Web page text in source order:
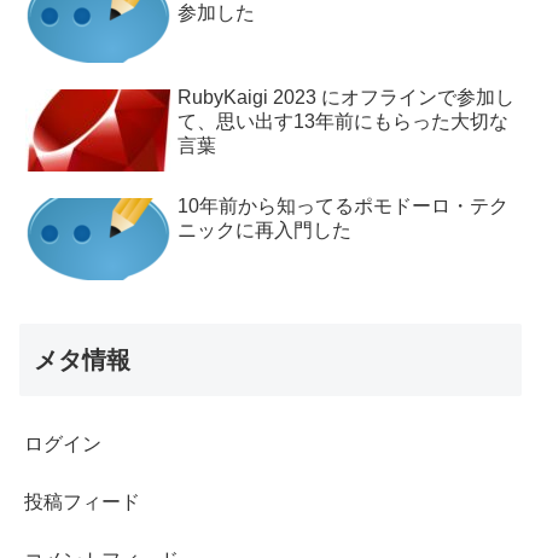
参加した
RubyKaigi 2023 にオフラインで参加し
て、思い出す13年前にもらった大切な
言葉
10年前から知ってるポモドーロ・テク
ニックに再入門した
メタ情報
ログイン
投稿フィード